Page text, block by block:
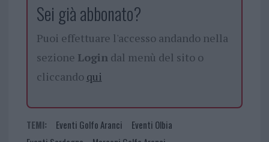
Sei già abbonato?
Puoi effettuare l'accesso andando nella
sezione Logindal menù del sito o
cliccando qui
TEMI: Eventi Golfo Aranci
Eventi Olbia